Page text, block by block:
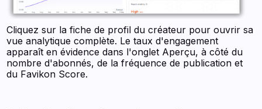
Cliquez sur la fiche de profil du créateur pour ouvrir sa
vue analytique complète. Le taux d'engagement
apparaît en évidence dans l'onglet Aperçu, à côté du
nombre d'abonnés, de la fréquence de publication et
du Favikon Score.